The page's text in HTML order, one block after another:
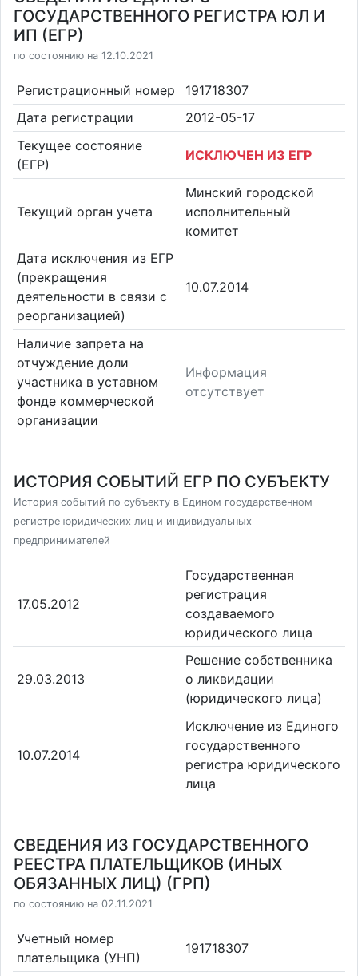
ГОСУДАРСТВЕННОГО РЕГИСТРА ЮЛ И
ИП (ЕГР)
по состоянию на 12.10.2021
Регистрационный номер
191718307
Дата регистрации
2012-05-17
Текущее состояние
(ЕГР)
ИСКЛЮЧЕН ИЗ ЕГР
Текущий орган учета
Минский городской
исполнительный
комитет
Дата исключения из ЕГР
(прекращения
деятельности в связи с
реорганизацией)
10.07.2014
Наличие запрета на
отчуждение доли
участника в уставном
фонде коммерческой
организации
Информация
отсутствует
ИСТОРИЯ СОБЫТИЙ ЕГР ПО СУБЪЕКТУ
История событий по субъекту в Едином государственном
регистре юридических лиц и индивидуальных
предпринимателей
17.05.2012
Государственная
регистрация
создаваемого
юридического лица
29.03.2013
Решение собственника
о ликвидации
(юридического лица)
10.07.2014
Исключение из Единого
государственного
регистра юридического
лица
СВЕДЕНИЯ ИЗ ГОСУДАРСТВЕННОГО
РЕЕСТРА ПЛАТЕЛЬЩИКОВ (ИНЫХ
ОБЯЗАННЫХ ЛИЦ) (ГРП)
по состоянию на 02.11.2021
Учетный номер
плательщика (УНП)
191718307